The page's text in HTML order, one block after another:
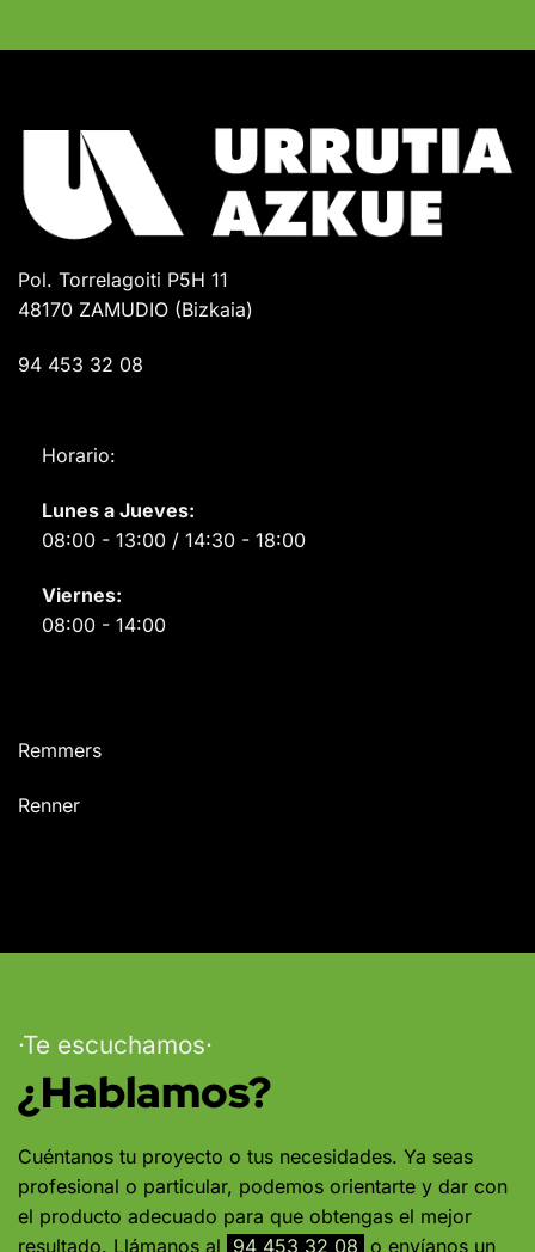
Pol. Torrelagoiti P5H 11
48170 ZAMUDIO (Bizkaia)
94 453 32 08
Horario:
Lunes a Jueves:
08:00 - 13:00 / 14:30 - 18:00
Viernes:
08:00 - 14:00
Remmers
Renner
·Te escuchamos·
¿Hablamos?
Cuéntanos tu proyecto o tus necesidades. Ya seas
profesional o particular, podemos orientarte y dar con
el producto adecuado para que obtengas el mejor
resultado. Llámanos al 94 453 32 08 o envíanos un